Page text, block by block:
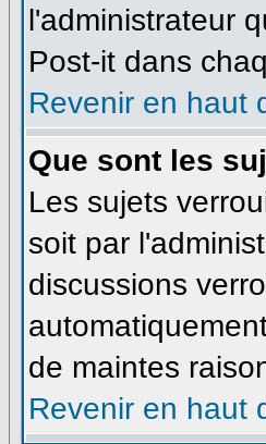
l'administrateur
Post-it dans
Revenir en haut
Que sont les
Les sujets
soit par
discussions
de maintes
Revenir en haut